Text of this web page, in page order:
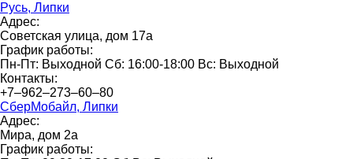
Русь, Липки
Адрес:
Советская улица, дом 17а
График работы:
Пн-Пт: Выходной Сб: 16:00-18:00 Вс: Выходной
Контакты:
+7‒962‒273‒60‒80
СберМобайл, Липки
Адрес:
Мира, дом 2а
График работы: